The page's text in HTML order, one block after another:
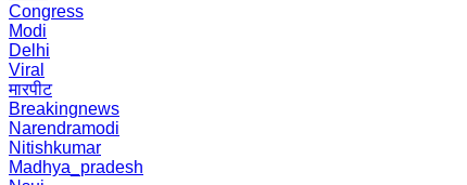
Congress
Modi
Delhi
Viral
मारपीट
Breakingnews
Narendramodi
Nitishkumar
Madhya_pradesh